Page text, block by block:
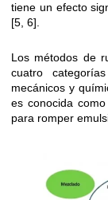
tiene un efecto
[5, 6].
Los métodos de
cuatro
mecánicos y
es conocida
para romper